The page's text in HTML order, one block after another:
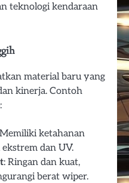
teknologi kendaraan
material baru yang
kinerja. Contoh
ketahanan
dan UV.
: Ringan dan kuat,
berat wiper.